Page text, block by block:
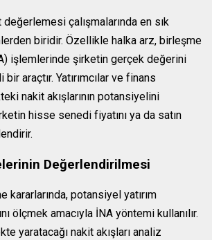
çalışmalarında en sık
biridir. Özellikle halka arz, birleşme
işlemlerinde şirketin gerçek değerini
araçtır. Yatırımcılar ve finans
nakit akışlarının potansiyelini
hisse senedi fiyatını ya da satın
Değerlendirilmesi
kararlarında, potansiyel yatırım
ölçmek amacıyla İNA yöntemi kullanılır.
yaratacağı nakit akışları analiz